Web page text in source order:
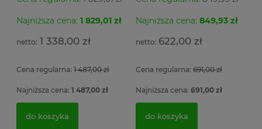
Najniższa cena: 1 829,01 zł
1 338,00 zł
Cena regularna: 1 487,00 zł
Najniższa cena: 1 487,00 zł
do koszyka
Najniższa cena: 849,93 zł
622,00 zł
Cena regularna:691,00 zł
Najniższa cena: 691,00 zł
do koszyka